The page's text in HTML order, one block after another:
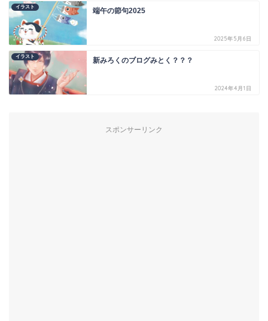
イラスト 端午の節句2025
2025年5月6日
イラスト 新みろくのブログみとく？？？
2024年4月1日
スポンサーリンク